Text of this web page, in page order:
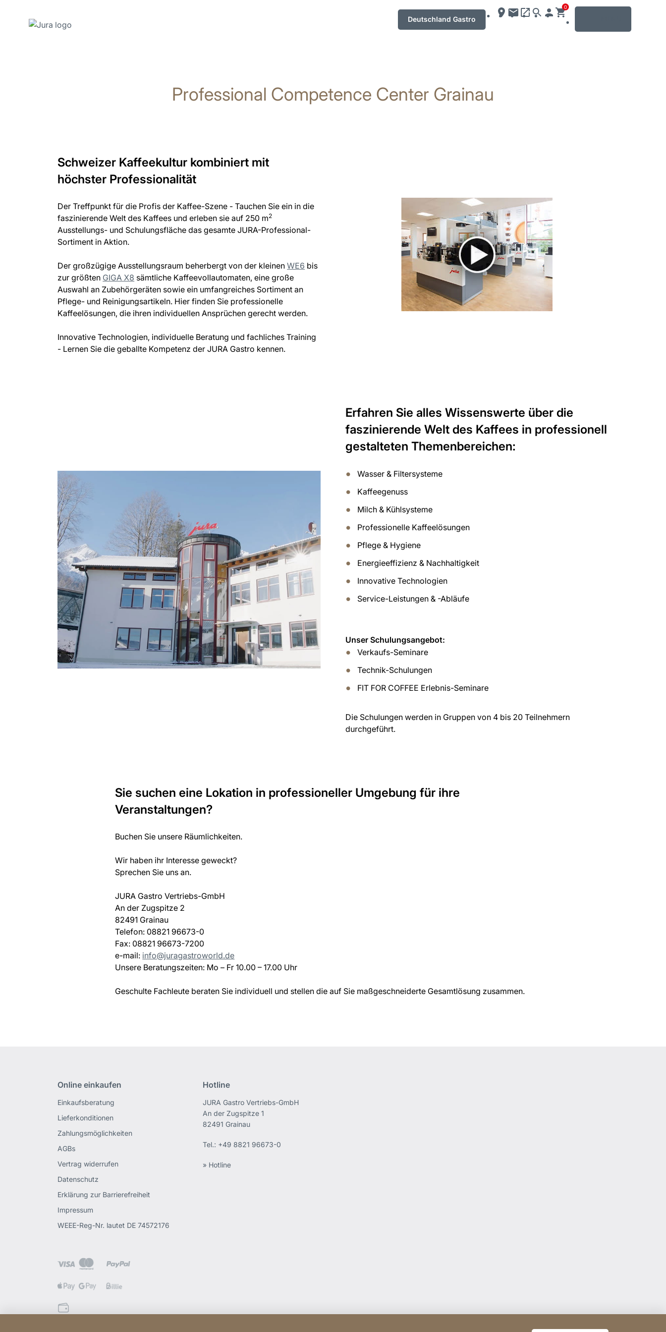
Deutschland Gastro
0
Professional Competence Center Grainau
Schweizer Kaffeekultur kombiniert mit
höchster Professionalität
Der Treffpunkt für die Profis der Kaffee-Szene - Tauchen Sie ein in die
faszinierende Welt des Kaffees und erleben sie auf 250 m2
Ausstellungs- und Schulungsfläche das gesamte JURA-Professional-
Sortiment in Aktion.
Der großzügige Ausstellungsraum beherbergt von der kleinenWE6 bis
zur größten GIGA X8 sämtliche Kaffeevollautomaten, eine große
Auswahl an Zubehörgeräten sowie ein umfangreiches Sortiment an
Pflege- und Reinigungsartikeln. Hier finden Sie professionelle
Kaffeelösungen, die ihren individuellen Ansprüchen gerecht werden.
Innovative Technologien, individuelle Beratung und fachliches Training
- Lernen Sie die geballte Kompetenz der JURA Gastro kennen.
Erfahren Sie alles Wissenswerte über die
faszinierende Welt des Kaffees in professionell
gestalteten Themenbereichen:
Wasser & Filtersysteme
Kaffeegenuss
Milch & Kühlsysteme
Professionelle Kaffeelösungen
Pflege & Hygiene
Energieeffizienz & Nachhaltigkeit
Innovative Technologien
Service-Leistungen & -Abläufe
Unser Schulungsangebot:
Verkaufs-Seminare
Technik-Schulungen
FIT FOR COFFEE Erlebnis-Seminare
Die Schulungen werden in Gruppen von 4 bis 20 Teilnehmern
durchgeführt.
Sie suchen eine Lokation in professioneller Umgebung für ihre
Veranstaltungen?
Buchen Sie unsere Räumlichkeiten.
Wir haben ihr Interesse geweckt?
Sprechen Sie uns an.
JURA Gastro Vertriebs-GmbH
An der Zugspitze 2
82491 Grainau
Telefon: 08821 96673-0
Fax: 08821 96673-7200
e-mail: info@juragastroworld.de
Unsere Beratungszeiten: Mo – Fr 10.00 – 17.00 Uhr
Geschulte Fachleute beraten Sie individuell und stellen die auf Sie maßgeschneiderte Gesamtlösung zusammen.
Online einkaufen
Einkaufsberatung
Lieferkonditionen
Zahlungsmöglichkeiten
AGBs
Vertrag widerrufen
Datenschutz
Erklärung zur Barrierefreiheit
Impressum
WEEE-Reg-Nr. lautet DE 74572176
Hotline
JURA Gastro Vertriebs-GmbH
An der Zugspitze 1
82491 Grainau
Tel.: +49 8821 96673-0
» Hotline